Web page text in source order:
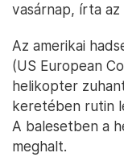
vasárnap, írta az
Az amerikai
(US European
helikopter
keretében rutin
A balesetben a
meghalt.